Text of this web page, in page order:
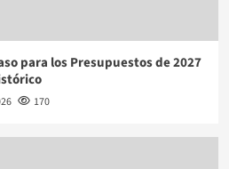
para los Presupuestos de 2027
170